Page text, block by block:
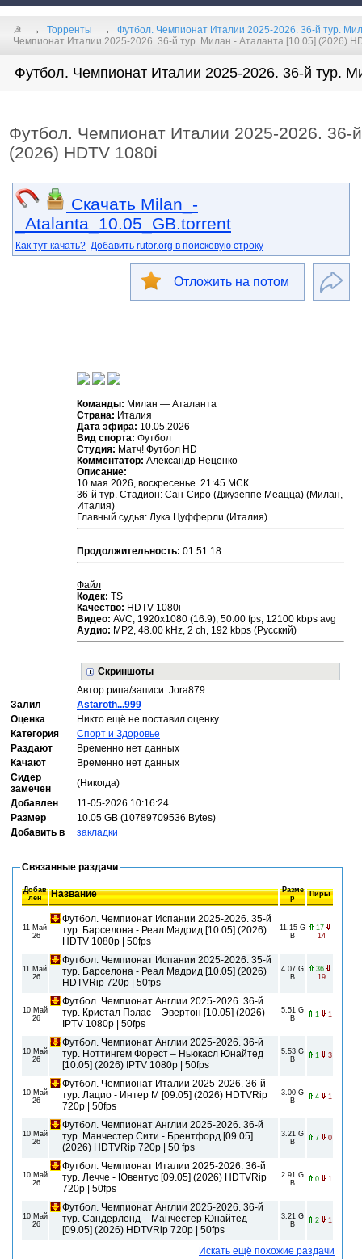
☭ Торренты
Футбол. Чемпионат Италии 2025-2026. 36-й тур.
Чемпионат Италии 2025-2026. 36-й тур. Милан - Аталанта [10.05] (2026)
Футбол. Чемпионат Италии 2025-2026. 36-й тур.
Футбол. Чемпионат Италии 2025-2026. 36-
(2026) HDTV 1080i
Скачать Milan_-
_Atalanta_10.05_GB.torrent
Как тут качать? Добавить rutor.org в поисковую строку
Отложить на потом
Команды: Милан — Аталанта
Страна: Италия
Дата эфира: 10.05.2026
Вид спорта: Футбол
Студия: Матч! Футбол HD
Комментатор: Александр Неценко
Описание:
10 мая 2026, воскресенье. 21:45 МСК
36-й тур. Стадион: Сан-Сиро (Джузеппе Меацца) (Милан,
Италия)
Главный судья: Лука Цуфферли (Италия).
Продолжительность: 01:51:18
Файл
Кодек: TS
Качество: HDTV 1080i
Видео: AVC, 1920x1080 (16:9), 50.00 fps, 12100 kbps avg
Аудио: МР2, 48.00 kHz, 2 ch, 192 kbps (Русский)
Скриншоты
Автор рипа/записи: Jora879
Залил
Astaroth...999
Оценка
Никто ещё не поставил оценку
Категория
Спорт и Здоровье
Раздают
Временно нет данных
Качают
Временно нет данных
Сидер
замечен
(Никогда)
Добавлен
11-05-2026 10:16:24
Размер
10.05 GB (10789709536 Bytes)
Добавить в
закладки
Связанные раздачи
Добав
лен
Название
Разме
р
Пиры
11 Май
26
Футбол. Чемпионат Испании 2025-2026. 35-й
тур. Барселона - Реал Мадрид [10.05] (2026)
HDTV 1080р | 50fps
11.15 G
B
17
14
11 Май
26
Футбол. Чемпионат Испании 2025-2026. 35-й
тур. Барселона - Реал Мадрид [10.05] (2026)
HDTVRip 720р | 50fps
4.07 G
B
36
19
10 Май
26
Футбол. Чемпионат Англии 2025-2026. 36-й
тур. Кристал Пэлас – Эвертон [10.05] (2026)
IPTV 1080р | 50fps
5.51 G
B
1 1
10 Май
26
Футбол. Чемпионат Англии 2025-2026. 36-й
тур. Ноттингем Форест – Ньюкасл Юнайтед
[10.05] (2026) IPTV 1080р | 50fps
5.53 G
B
1 3
10 Май
26
Футбол. Чемпионат Италии 2025-2026. 36-й
тур. Лацио - Интер М [09.05] (2026) HDTVRip
720р | 50fps
3.00 G
B
4 1
10 Май
26
Футбол. Чемпионат Англии 2025-2026. 36-й
тур. Манчестер Сити - Брентфорд [09.05]
(2026) HDTVRip 720р | 50 fps
3.21 G
B
7 0
10 Май
26
Футбол. Чемпионат Италии 2025-2026. 36-й
тур. Лечче - Ювентус [09.05] (2026) HDTVRip
720р | 50fps
2.91 G
B
0 1
10 Май
26
Футбол. Чемпионат Англии 2025-2026. 36-й
тур. Сандерленд – Манчестер Юнайтед
[09.05] (2026) HDTVRip 720р | 50fps
3.21 G
B
2 1
Искать ещё похожие раздачи